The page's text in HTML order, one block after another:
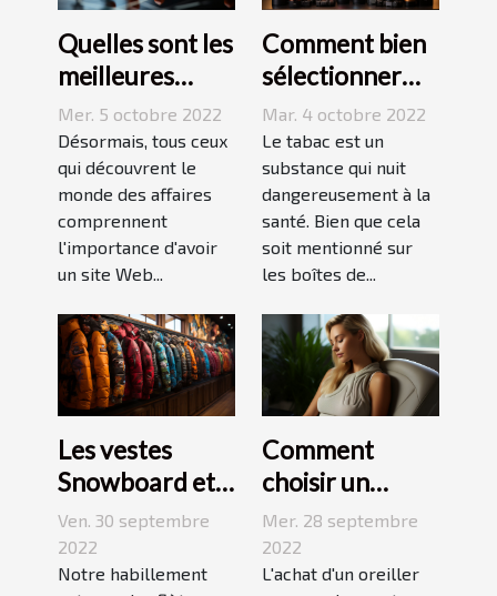
Quelles sont les
meilleures
stratégies de
netlinking ?
Mer. 5 octobre 2022
Désormais, tous ceux
qui découvrent le
monde des affaires
comprennent
l'importance d'avoir
un site Web...
Comment bien
sélectionner
une cigarette
électronique ?
Mar. 4 octobre 2022
Le tabac est un
substance qui nuit
dangereusement à la
santé. Bien que cela
soit mentionné sur
les boîtes de...
Les vestes
Snowboard et
Ski
Ven. 30 septembre
2022
Notre habillement
Comment
choisir un
oreiller
ergonomique ?
Mer. 28 septembre
2022
L'achat d'un oreiller